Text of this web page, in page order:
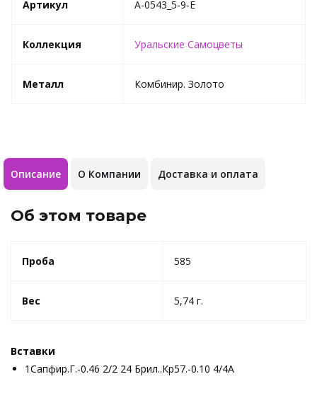
Артикул A-0543_5-9-E
Коллекция Уральские Самоцветы
Металл Комбинир. Золото
Описание О Компании Доставка и оплата
Об этом товаре
Проба 585
Вес 5,74 г.
Вставки
1Сапфир.Г.-0.46 2/2 24 Брил..Кр57.-0.10 4/4А